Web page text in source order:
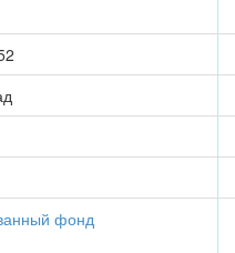
фонд